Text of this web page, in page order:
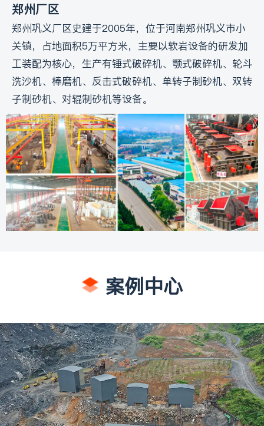
心
服
务
中
心
联
们
400-
602-
6818
郑州厂区
郑州巩义厂区史建于2005年，位于河南郑州巩义市小
关镇，占地面积5万平方米，主要以软岩设备的研发加
工装配为核心，生产有锤式破碎机、颚式破碎机、轮斗
洗沙机、棒磨机、反击式破碎机、单转子制砂机、双转
子制砂机、对辊制砂机等设备。
案例中心